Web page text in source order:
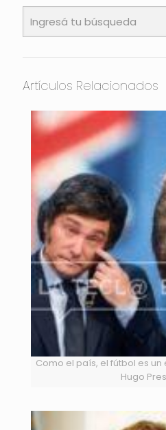
Artículos Relacionados
Como el país, el fútbol es
Hugo